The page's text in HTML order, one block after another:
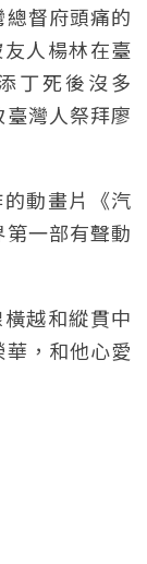
督府頭痛的
人楊林在臺
丁死後沒多
灣人祭拜廖
動畫片《汽
一部有聲動
越和縱貫中
，和他心愛